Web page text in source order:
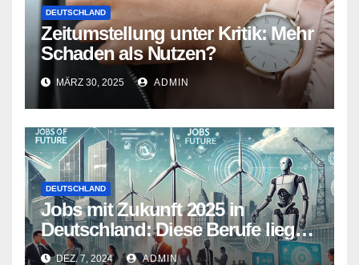
DEUTSCHLAND
Zeitumstellung unter Kritik: Mehr
Schaden als Nutzen?
MÄRZ 30, 2025 ADMIN
DEUTSCHLAND
Jobs mit Zukunft 2025 in
Deutschland: Diese Berufe liegen
im Trend
DEZ. 7, 2024 ADMIN